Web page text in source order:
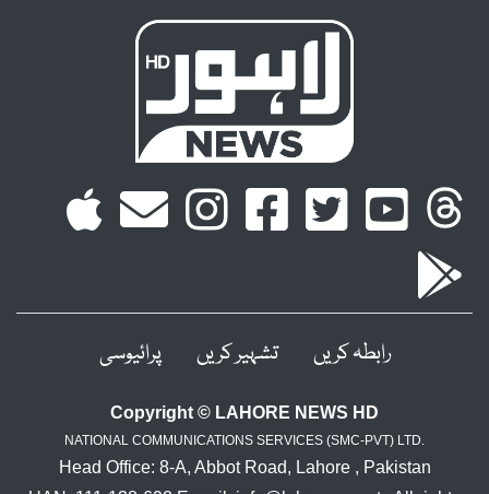
رابطہ کریں تشہیر کریں پرائیوسی
Copyright © LAHORE NEWS HD
NATIONAL COMMUNICATIONS SERVICES (SMC-PVT) LTD.
Head Office: 8-A, Abbot Road, Lahore , Pakistan